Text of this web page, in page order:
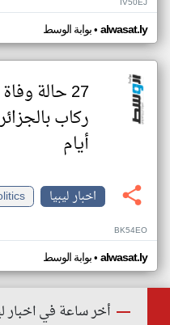
بوابة الوسط• alwasat.ly
27 حالة
أيام
اخبار ليبيا
BK54EO
بوابة الوسط• alwasat.ly
أخر ساعة في اخبار